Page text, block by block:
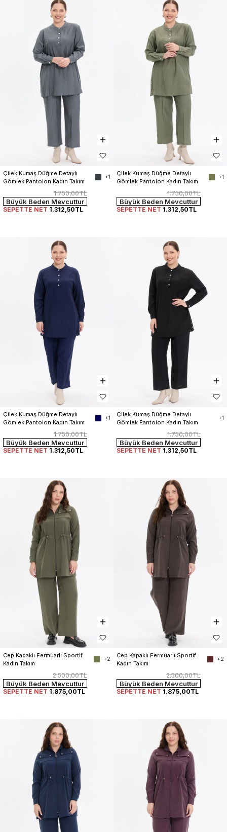
Çilek Kumaş Düğme Detaylı
Gömlek Pantolon Kadın Takım
+1
1.750,00TL
Büyük Beden Mevcuttur
SEPETTE NET 1.312,50TL
Çilek Kumaş Düğme Detaylı
Gömlek Pantolon Kadın Takım
+1
1.750,00TL
Büyük Beden Mevcuttur
SEPETTE NET 1.312,50TL
Çilek Kumaş Düğme Detaylı
Gömlek Pantolon Kadın Takım
+1
1.750,00TL
Büyük Beden Mevcuttur
SEPETTE NET 1.312,50TL
Çilek Kumaş Düğme Detaylı
Gömlek Pantolon Kadın Takım
+1
1.750,00TL
Büyük Beden Mevcuttur
SEPETTE NET 1.312,50TL
Cep Kapaklı Fermuarlı Sportif
Kadın Takım
+2
2.500,00TL
Büyük Beden Mevcuttur
SEPETTE NET 1.875,00TL
Cep Kapaklı Fermuarlı Sportif
Kadın Takım
+2
2.500,00TL
Büyük Beden Mevcuttur
SEPETTE NET 1.875,00TL